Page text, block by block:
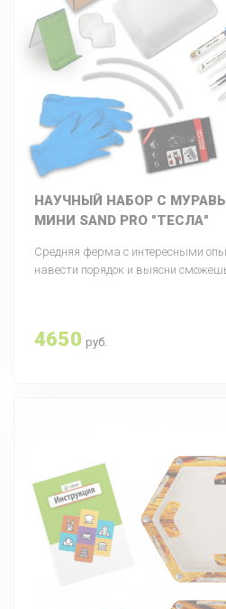
НАУЧНЫЙ НАБОР С
МИНИ SAND PRO "ТЕСЛА"
Средняя ферма с интересными
навести порядок и выясни
4650 руб.